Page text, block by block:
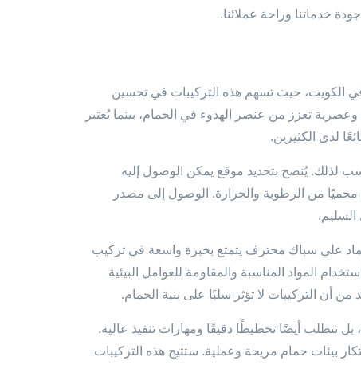
خدماتنا وراحة عملائنا.
الكويت، حيث تسهم هذه التركيبات في تحسين
تعزز من عنصر الهدوء في الحمام، بينما يُعتبر
لدى الكثيرين.
لذلك. يُنصح بتحديد موقع يمكن الوصول إليه
من الرطوبة والحرارة. الوصول إلى مصدر
السليم.
على سباك محترف يتمتع بخبرة واسعة في تركيب
المواد المناسبة والمقاومة للعوامل البيئية
أن التركيبات لا تؤثر سلبًا على بنية الحمام.
تتطلب أيضًا تخطيطًا دقيقًا ومهارات تنفيذ عالية.
بيئات حمام مريحة وعملية. ستتيح هذه التركيبات